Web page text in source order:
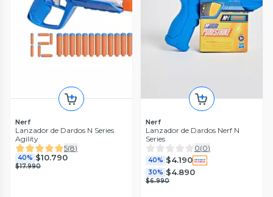
Nerf
Lanzador de Dardos N Series
Agility
5(8)
40% $10.790
$17.990
Nerf
Lanzador de Dardos Nerf N
Series
0(0)
40% $4.190
30% $4.890
$6.990